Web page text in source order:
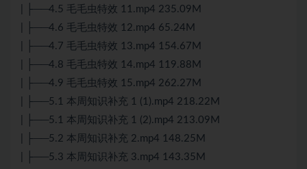
| ├──4.5 毛毛虫特效 11.mp4 235.09M
| ├──4.6 毛毛虫特效 12.mp4 65.24M
| ├──4.7 毛毛虫特效 13.mp4 154.67M
| ├──4.8 毛毛虫特效 14.mp4 119.88M
| ├──4.9 毛毛虫特效 15.mp4 262.27M
| ├──5.1 本周知识补充 1 (1).mp4 218.22M
| ├──5.1 本周知识补充 1 (2).mp4 213.09M
| ├──5.2 本周知识补充 2.mp4 148.25M
| ├──5.3 本周知识补充 3.mp4 143.35M